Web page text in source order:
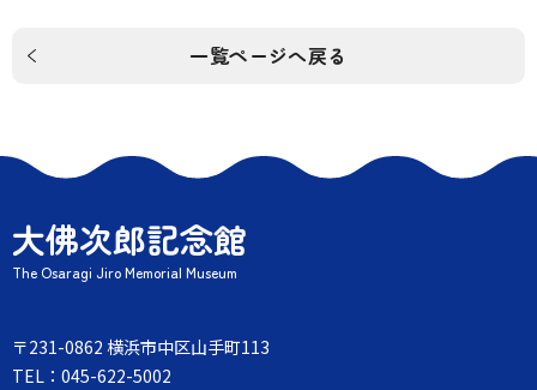
一覧ページへ戻る
大佛次郎記念館
The Osaragi Jiro Memorial Museum
〒231-0862 横浜市中区山手町113
TEL：045-622-5002